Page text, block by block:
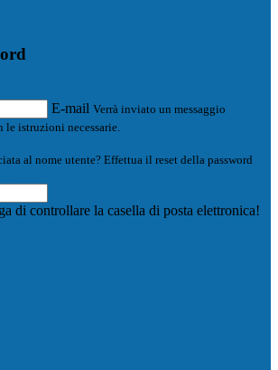
E-mail Verrà inviato un messaggio
istruzioni necessarie.
al nome utente? Effettua il reset della password
di controllare la casella di posta elettronica!